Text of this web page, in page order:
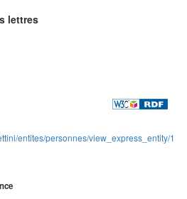
lettres
entites/personnes/view_express_entity/1